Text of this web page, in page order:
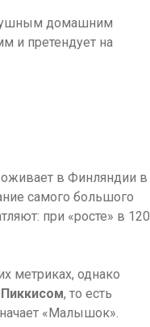
домашним
и претендует на
в Финляндии в
самого большого
при «росте» в 120
метриках, однако
Пиккисом, то есть
«Малышок».